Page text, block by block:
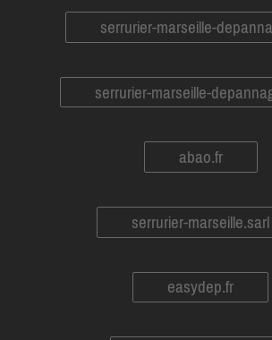
serrurier-marseille-
serrurier-marseille-
abao.fr
serrurier-marseille.sarl
easydep.fr